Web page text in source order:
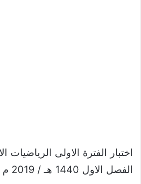
اختبار الفترة الاولى الرياضيات
الفصل الاول 1440 هـ / 2019 م